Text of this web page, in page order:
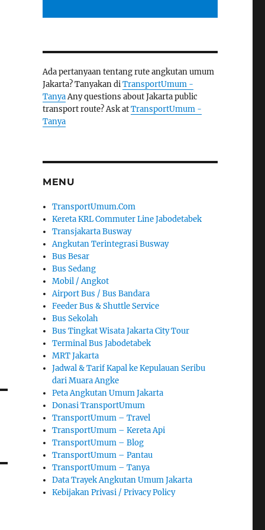
Ada pertanyaan tentang rute angkutan umum
Jakarta? Tanyakan diTransportUmum -
TanyaAny questions about Jakarta public
transport route? Ask atTransportUmum -
Tanya
MENU
TransportUmum.Com
Kereta KRL Commuter Line Jabodetabek
Transjakarta Busway
Angkutan Terintegrasi Busway
Bus Besar
Bus Sedang
Mobil / Angkot
Airport Bus / Bus Bandara
Feeder Bus & Shuttle Service
Bus Sekolah
Bus Tingkat Wisata Jakarta City Tour
Terminal Bus Jabodetabek
MRT Jakarta
Jadwal & Tarif Kapal ke Kepulauan Seribu
dari Muara Angke
Peta Angkutan Umum Jakarta
Donasi TransportUmum
TransportUmum – Travel
TransportUmum – Kereta Api
TransportUmum – Blog
TransportUmum – Pantau
TransportUmum – Tanya
Data Trayek Angkutan Umum Jakarta
Kebijakan Privasi / Privacy Policy